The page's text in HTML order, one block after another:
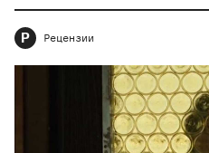
Р Рецензии